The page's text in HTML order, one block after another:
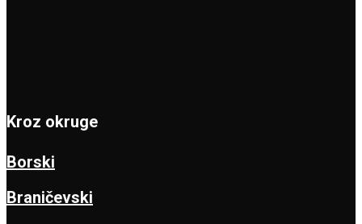
Kroz okruge
Borski
Braničevski